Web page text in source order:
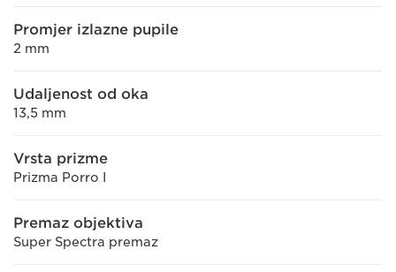
Promjer izlazne pupile
2 mm
Udaljenost od oka
13,5 mm
Vrsta prizme
Prizma Porro I
Premaz objektiva
Super Spectra premaz